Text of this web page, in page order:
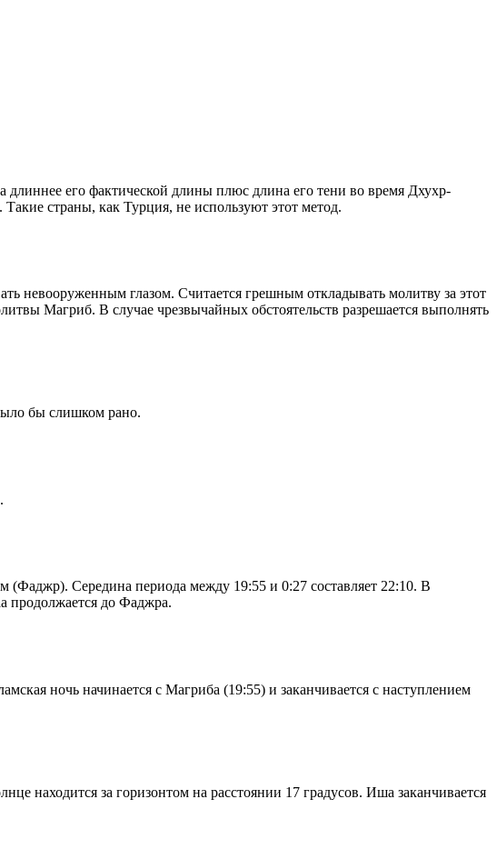
длиннее его фактической длины плюс длина его тени во время Дхухр-
страны, как Турция, не используют этот метод.
невооруженным глазом. Считается грешным откладывать молитву за этот
Магриб. В случае чрезвычайных обстоятельств разрешается выполнять
бы слишком рано.
(Фаджр). Середина периода между 19:55 и 0:27 составляет 22:10. В
продолжается до Фаджра.
ночь начинается с Магриба (19:55) и заканчивается с наступлением
находится за горизонтом на расстоянии 17 градусов. Иша заканчивается